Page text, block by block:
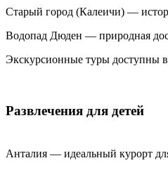
Старый город (Калеичи) —
Водопад Дюден — природная
Экскурсионные туры доступны
Развлечения для детей
Анталия — идеальный курорт